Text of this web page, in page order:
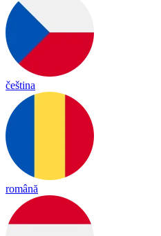
čeština
română